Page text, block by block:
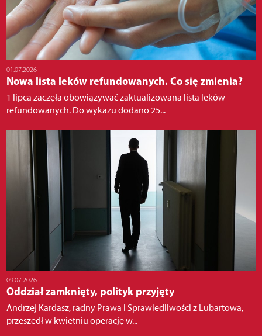
01.07.2026
Nowa lista leków refundowanych. Co się zmienia?
1 lipca zaczęła obowiązywać zaktualizowana lista leków
refundowanych. Do wykazu dodano 25...
09.07.2026
Oddział zamknięty, polityk przyjęty
Andrzej Kardasz, radny Prawa i Sprawiedliwości z Lubartowa,
przeszedł w kwietniu operację w...